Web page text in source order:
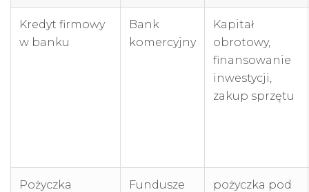
Kredyt firmowy
w banku
Bank
komercyjny
Kapitał
obrotowy,
finansowanie
inwestycji,
zakup sprzętu
Pożyczka
Fundusze
pożyczka pod